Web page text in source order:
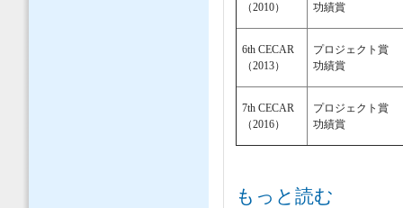
（2010）
功績賞
6th CECAR
（2013）
プロジェクト賞
功績賞
7th CECAR
（2016）
プロジェクト賞
功績賞
「第８回アジア土木技術国際会
もっと読む